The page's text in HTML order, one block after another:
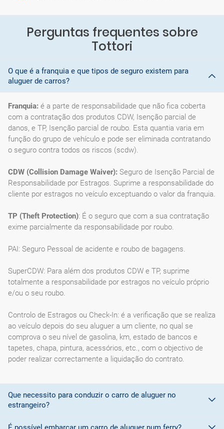
Perguntas frequentes sobre
Tottori
O que é a franquia e que tipos de seguro existem para
aluguer de carros?
Franquia: é a parte de responsabilidade que não fica coberta
com a contratação dos produtos CDW, Isenção parcial de
danos, e TP, Isenção parcial de roubo. Esta quantia varia em
função do grupo de vehículo e pode ser eliminada contratando
o seguro contra todos os riscos (scdw).
CDW (Collision Damage Waiver): Seguro de Isenção Parcial de
Responsabilidade por Estragos. Suprime a responsabilidade do
cliente por estragos no veículo exceptuando o valor da franquia.
TP (Theft Protection): É o seguro que com a sua contratação
exime parcialmente da responsabilidade por roubo.
PAI: Seguro Pessoal de acidente e roubo de bagagens.
SuperCDW: Para além dos produtos CDW e TP, suprime
totalmente a responsabilidade por estragos no veículo próprio
e/ou o seu roubo.
Controlo de Estragos ou Check-In: é a verificação que se realiza
ao veículo depois do seu aluguer a um cliente, no qual se
comprova o seu nível de gasolina, km, estado de bancos e
tapetes, chapa, pintura, acessórios, etc., com o objectivo de
poder realizar correctamente a liquidação do contrato.
Que necessito para conduzir o carro de aluguer no
estrangeiro?